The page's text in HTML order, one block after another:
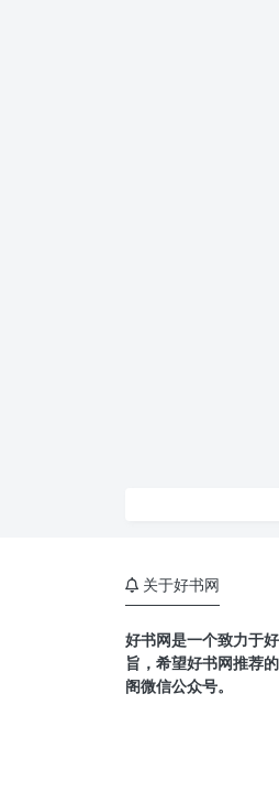
关于好书网
好书网是一个致力于
旨，希望好书网推荐
阁微信公众号。